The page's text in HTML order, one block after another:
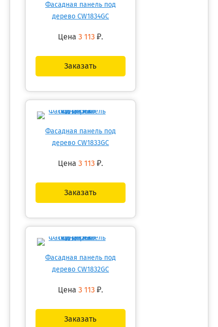
Фасадная панель под
дерево CW1834GC
Цена 3 113 ₽.
Заказать
Фасадная панель под
дерево CW1833GC
Цена 3 113 ₽.
Заказать
Фасадная панель под
дерево CW1832GC
Цена 3 113 ₽.
Заказать